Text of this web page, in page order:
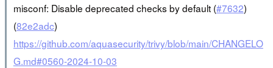
misconf: Disable deprecated checks by default (#7632)
(82e2adc)
https://github.com/aquasecurity/trivy/blob/main/CHANGELO
G.md#0560-2024-10-03